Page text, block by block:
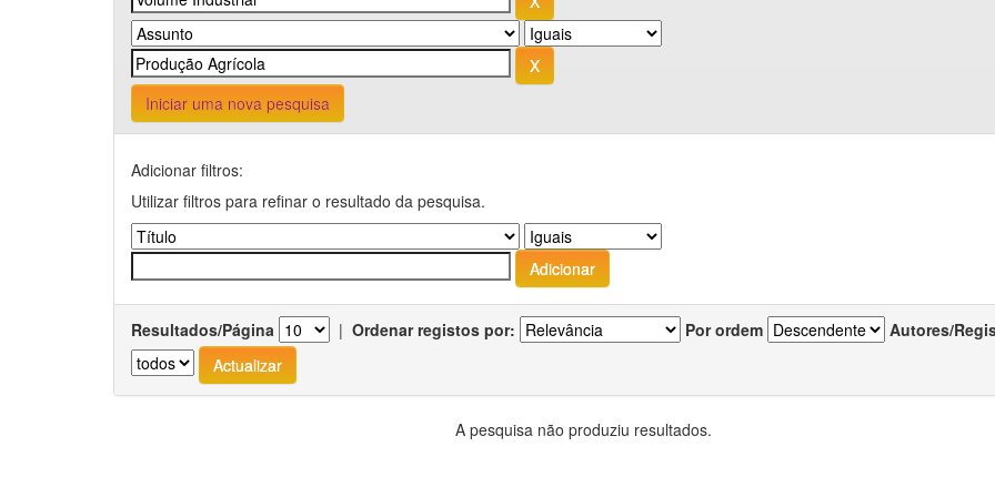
Iniciar uma nova pesquisa
Adicionar filtros:
Utilizar filtros para refinar o resultado da pesquisa.
Resultados/Página | Ordenar registos por: Por ordem Autores/
A pesquisa não produziu resultados.